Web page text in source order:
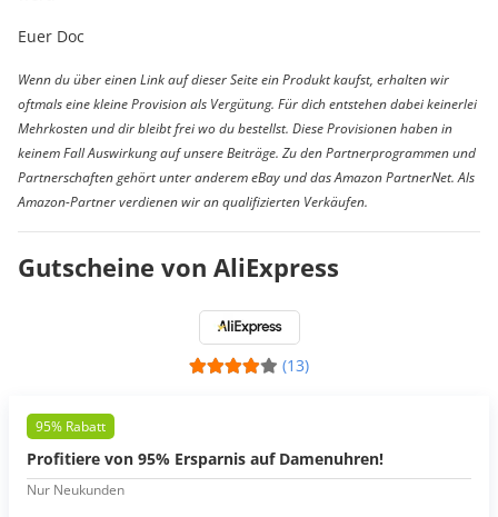
Euer Doc
Wenn du über einen Link auf dieser Seite ein Produkt kaufst, erhalten wir
oftmals eine kleine Provision als Vergütung. Für dich entstehen dabei keinerlei
Mehrkosten und dir bleibt frei wo du bestellst. Diese Provisionen haben in
keinem Fall Auswirkung auf unsere Beiträge. Zu den Partnerprogrammen und
Partnerschaften gehört unter anderem eBay und das Amazon PartnerNet. Als
Amazon-Partner verdienen wir an qualifizierten Verkäufen.
Gutscheine von AliExpress
(13)
95% Rabatt
Profitiere von 95% Ersparnis auf Damenuhren!
Nur Neukunden